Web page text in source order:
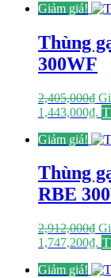
Giảm giá!
Thùng
300WF
2,405,000₫
1,443,000₫.
Giảm giá!
Thùng
RBE
2,912,000₫
1,747,200₫.
Giảm giá!